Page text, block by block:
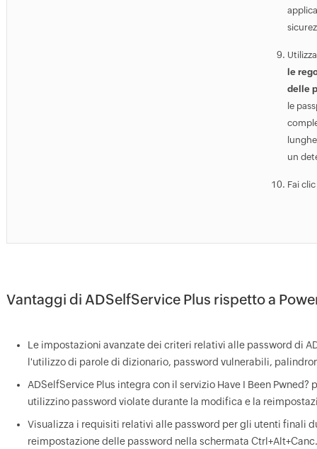
le
delle
le
un
Fai
Vantaggi di ADSelfService Plus rispetto a
Le impostazioni avanzate dei criteri relativi alle password di
l'utilizzo di parole di dizionario, password vulnerabili,
ADSelfService Plus integra con il servizio Have I Been
utilizzino password violate durante la modifica e la
Visualizza i requisiti relativi alle password per gli utenti finali
reimpostazione delle password nella schermata Ctrl+Alt+Canc.